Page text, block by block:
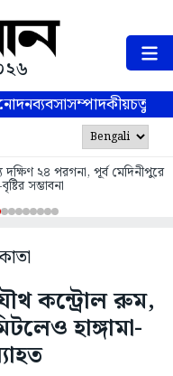
ব্যবসাসম্পাদকীয়
২৪ পরগনা, পূর্ব মেদিনীপুরে
সম্ভাবনা
যৌথ কন্ট্রোল রুম,
হাঙ্গামা-